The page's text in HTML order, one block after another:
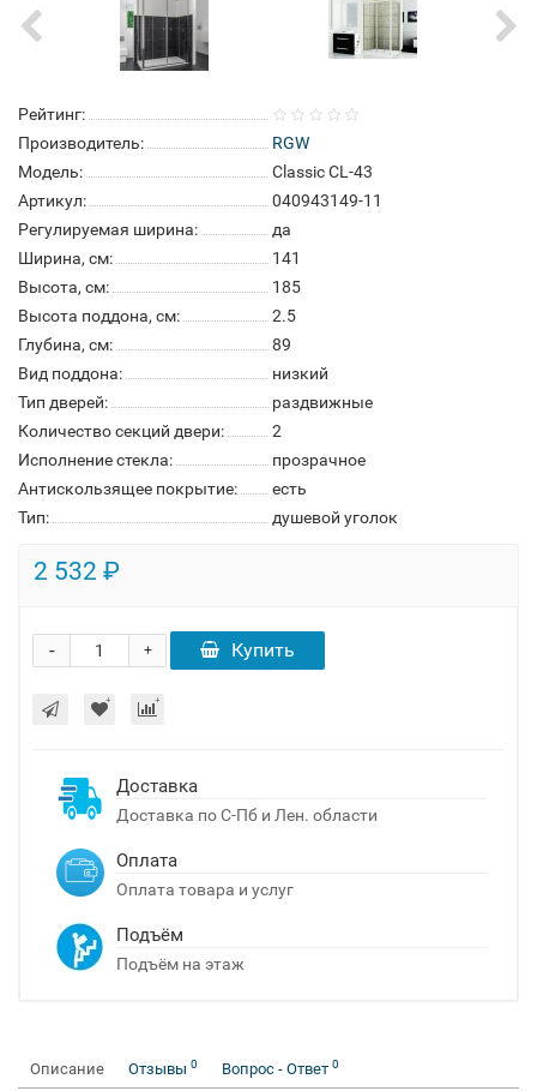
Рейтинг:
Производитель:
RGW
Модель:
Classic CL-43
Артикул:
040943149-11
Регулируемая ширина:
да
Ширина, см:
141
Высота, см:
185
Высота поддона, см:
2.5
Глубина, см:
89
Вид поддона:
низкий
Тип дверей:
раздвижные
Количество секций двери:
2
Исполнение стекла:
прозрачное
Антискользящее покрытие:
есть
Тип:
душевой уголок
2 532 ₽
+
- Купить
Доставка
Доставка по С-Пб и Лен. области
Оплата
Оплата товара и услуг
Подъём
Подъём на этаж
Описание Отзывы 0 Вопрос - Ответ 0